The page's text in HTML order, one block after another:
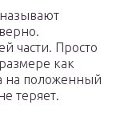
части. Просто
как
на положенный
теряет.